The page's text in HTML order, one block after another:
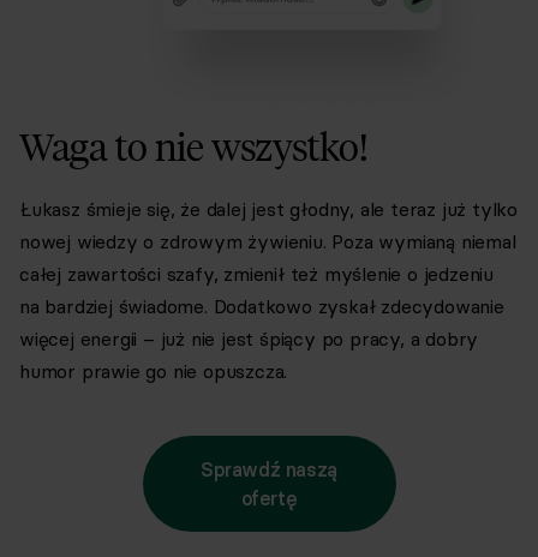
Waga to nie wszystko!
Łukasz śmieje się, że dalej jest głodny, ale teraz już tylko
nowej wiedzy o zdrowym żywieniu. Poza wymianą niemal
całej zawartości szafy, zmienił też myślenie o jedzeniu
na bardziej świadome. Dodatkowo zyskał zdecydowanie
więcej energii – już nie jest śpiący po pracy, a dobry
humor prawie go nie opuszcza.
Sprawdź naszą
ofertę